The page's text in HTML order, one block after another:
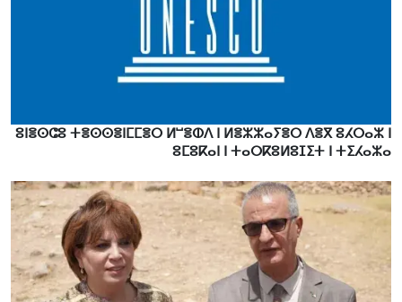
ⵓⵏⴻⵙⵛⵓ ⵜⴻⵙⵙⴻⵏⵎⵎⴻⵔ ⵍⵯⴻⵀⴷ ⵏ ⵍⴻⵣⵣⴰⵢⴻⵔ ⴷⴻⴳ ⵓⵃⵔⴰⵣ ⵏ
ⵓⵎⵓⴽⴰⵏ ⵏ ⵜⴰⵔⴽⵓⵍⵓⵊⵉⵜ ⵏ ⵜⵉⵃⴰⵣⴰ